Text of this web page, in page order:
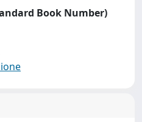
Book Number)